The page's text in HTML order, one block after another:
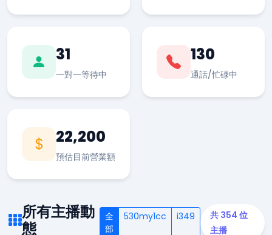
31
一對一等待中
130
通話/忙碌中
22,200
預估目前營業額
所有主播動
態
全
部
530my1cc i349
共 354 位
主播